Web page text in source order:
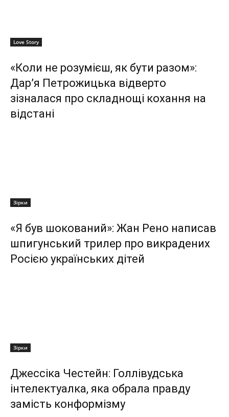
Love Story
«Коли не розумієш, як бути разом»:
Дар’я Петрожицька відверто
зізналася про складнощі кохання на
відстані
Зірки
«Я був шокований»: Жан Рено написав
шпигунський трилер про викрадених
Росією українських дітей
Зірки
Джессіка Честейн: Голлівудська
інтелектуалка, яка обрала правду
замість конформізму